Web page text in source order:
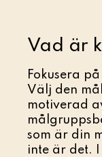
Vad är
Fokusera
Välj den
motiverad
som är din
inte är det.